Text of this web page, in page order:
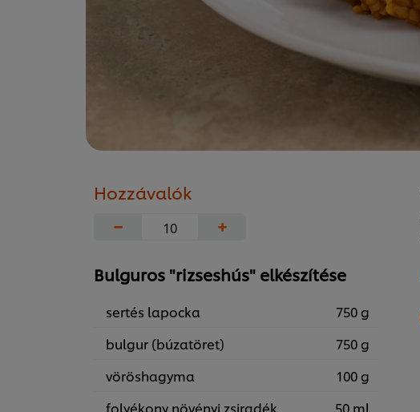
Hozzávalók
−
+
Bulguros "rizseshús" elkészítése
sertés lapocka
750 g
bulgur (búzatöret)
750 g
vöröshagyma
100 g
folyékony növényi zsiradék
50 ml